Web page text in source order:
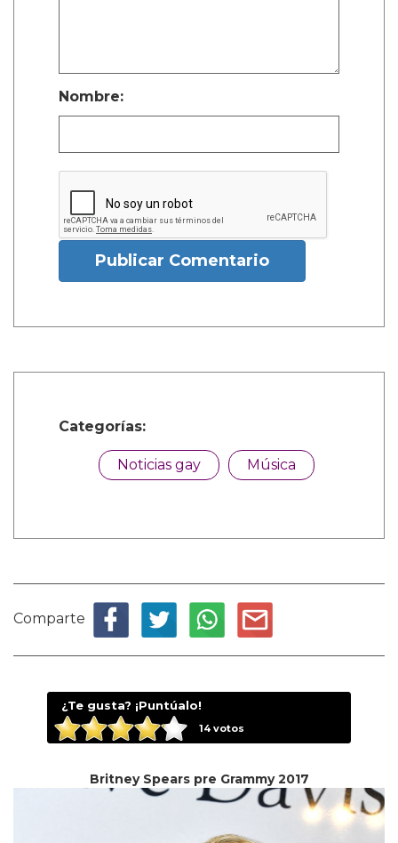
Nombre:
Publicar Comentario
Categorías:
Noticias gay Música
Comparte
¿Te gusta? ¡Puntúalo!
14votos
Britney Spears pre Grammy 2017